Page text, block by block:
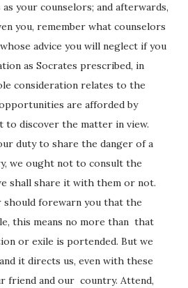
your counselors; and afterwards,
you, remember what counselors
advice you will neglect if you
as Socrates prescribed, in
consideration relates to the
are afforded by
to discover the matter in view.
duty to share the danger of a
we ought not to consult the
shall share it with them or not.
forewarn you that the
this means no more than that
or exile is portended. But we
it directs us, even with these
friend and our country. Attend,